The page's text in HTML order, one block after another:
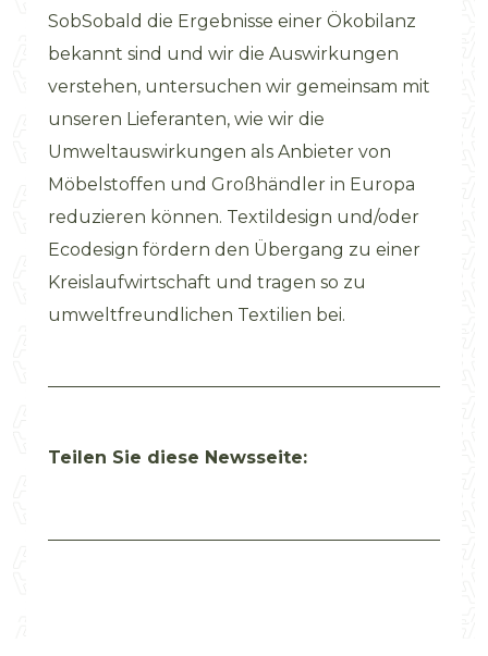
SobSobald die Ergebnisse einer Ökobilanz
bekannt sind und wir die Auswirkungen
verstehen, untersuchen wir gemeinsam mit
unseren Lieferanten, wie wir die
Umweltauswirkungen als Anbieter von
Möbelstoffen und Großhändler in Europa
reduzieren können. Textildesign und/oder
Ecodesign fördern den Übergang zu einer
Kreislaufwirtschaft und tragen so zu
umweltfreundlichen Textilien bei.
Teilen Sie diese Newsseite: